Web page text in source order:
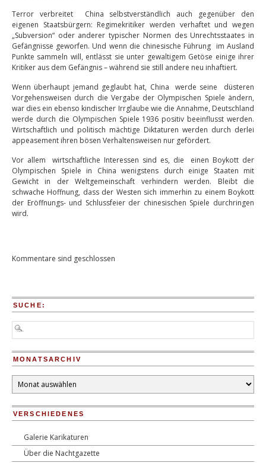
Terror verbreitet China selbstverständlich auch gegenüber den
eigenen Staatsbürgern: Regimekritiker werden verhaftet und wegen
„Subversion“ oder anderer typischer Normen des Unrechtsstaates in
Gefängnisse geworfen. Und wenn die chinesische Führung im Ausland
Punkte sammeln will, entlässt sie unter gewaltigem Getöse einige ihrer
Kritiker aus dem Gefängnis – während sie still andere neu inhaftiert.
Wenn überhaupt jemand geglaubt hat, China werde seine düsteren
Vorgehensweisen durch die Vergabe der Olympischen Spiele ändern,
war dies ein ebenso kindischer Irrglaube wie die Annahme, Deutschland
werde durch die Olympischen Spiele 1936 positiv beeinflusst werden.
Wirtschaftlich und politisch mächtige Diktaturen werden durch derlei
appeasement ihren bösen Verhaltensweisen nur gefördert.
Vor allem wirtschaftliche Interessen sind es, die einen Boykott der
Olympischen Spiele in China wenigstens durch einige Staaten mit
Gewicht in der Weltgemeinschaft verhindern werden. Bleibt die
schwache Hoffnung, dass der Westen sich immerhin zu einem Boykott
der Eröffnungs- und Schlussfeier der chinesischen Spiele durchringen
wird.
Kommentare sind geschlossen
SUCHE:
MONATSARCHIV
Monatsarchiv
VERSCHIEDENES
Galerie Karikaturen
Über die Nachtgazette